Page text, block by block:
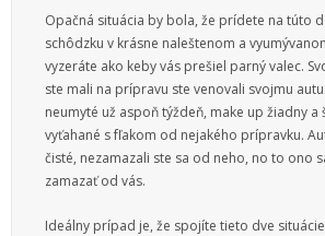
Opačná situácia by bola, že prídete na túto
schôdzku v krásne naleštenom a
vyzeráte ako keby vás prešiel parný valec.
ste mali na prípravu ste venovali svojmu
neumyté už aspoň týždeň, make up žiadny a
vyťahané s fľakom od nejakého prípravku.
čisté, nezamazali ste sa od neho, no to ono
zamazať od vás.
Ideálny prípad je, že spojíte tieto dve